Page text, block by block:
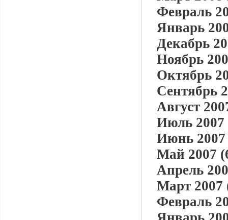
Февраль
Январь
Декабрь
Ноябрь
Октябрь
Сентябрь
Август
Июль 2007
Июнь 2007
Май 2007
Апрель
Март 2007
Февраль